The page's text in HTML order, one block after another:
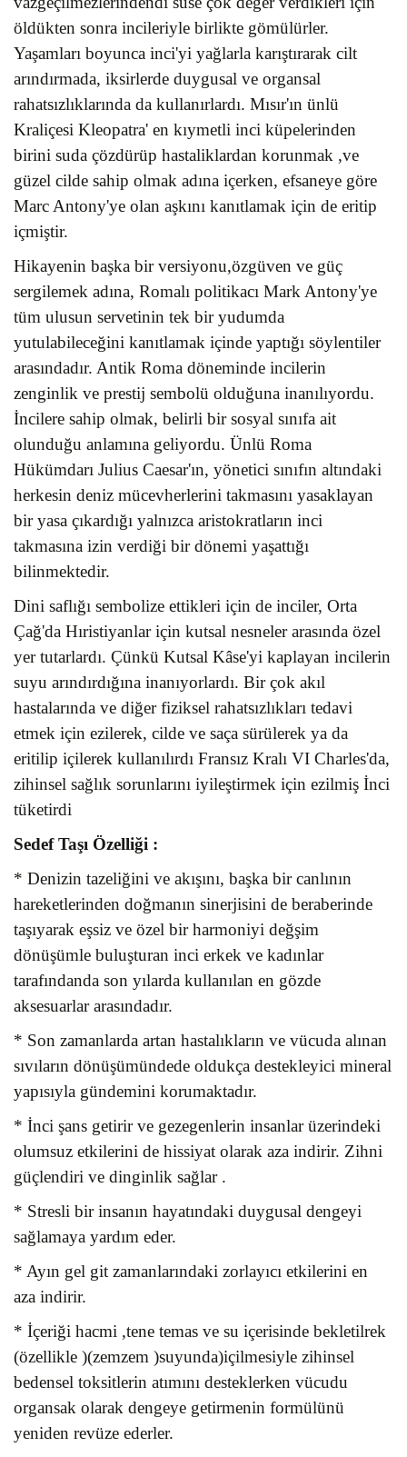
öldükten sonra incileriyle birlikte gömülürler.
Yaşamları boyunca inci'yi yağlarla karıştırarak cilt
arındırmada, iksirlerde duygusal ve organsal
rahatsızlıklarında da kullanırlardı. Mısır'ın ünlü
Kraliçesi Kleopatra' en kıymetli inci küpelerinden
birini suda çözdürüp hastaliklardan korunmak ,ve
güzel cilde sahip olmak adına içerken, efsaneye göre
Marc Antony'ye olan aşkını kanıtlamak için de eritip
içmiştir.
Hikayenin başka bir versiyonu,özgüven ve güç
sergilemek adına, Romalı politikacı Mark Antony'ye
tüm ulusun servetinin tek bir yudumda
yutulabileceğini kanıtlamak içinde yaptığı söylentiler
arasındadır. Antik Roma döneminde incilerin
zenginlik ve prestij sembolü olduğuna inanılıyordu.
İncilere sahip olmak, belirli bir sosyal sınıfa ait
olunduğu anlamına geliyordu. Ünlü Roma
Hükümdarı Julius Caesar'ın, yönetici sınıfın altındaki
herkesin deniz mücevherlerini takmasını yasaklayan
bir yasa çıkardığı yalnızca aristokratların inci
takmasına izin verdiği bir dönemi yaşattığı
bilinmektedir.
Dini saflığı sembolize ettikleri için de inciler, Orta
Çağ'da Hıristiyanlar için kutsal nesneler arasında özel
yer tutarlardı. Çünkü Kutsal Kâse'yi kaplayan incilerin
suyu arındırdığına inanıyorlardı. Bir çok akıl
hastalarında ve diğer fiziksel rahatsızlıkları tedavi
etmek için ezilerek, cilde ve saça sürülerek ya da
eritilip içilerek kullanılırdı Fransız Kralı VI Charles'da,
zihinsel sağlık sorunlarını iyileştirmek için ezilmiş İnci
tüketirdi
Sedef Taşı Özelliği :
* Denizin tazeliğini ve akışını, başka bir canlının
hareketlerinden doğmanın sinerjisini de beraberinde
taşıyarak eşsiz ve özel bir harmoniyi değşim
dönüşümle buluşturan inci erkek ve kadınlar
tarafındanda son yılarda kullanılan en gözde
aksesuarlar arasındadır.
* Son zamanlarda artan hastalıkların ve vücuda alınan
sıvıların dönüşümündede oldukça destekleyici mineral
yapısıyla gündemini korumaktadır.
* İnci şans getirir ve gezegenlerin insanlar üzerindeki
olumsuz etkilerini de hissiyat olarak aza indirir. Zihni
güçlendiri ve dinginlik sağlar .
* Stresli bir insanın hayatındaki duygusal dengeyi
sağlamaya yardım eder.
* Ayın gel git zamanlarındaki zorlayıcı etkilerini en
aza indirir.
* İçeriği hacmi ,tene temas ve su içerisinde bekletilrek
(özellikle )(zemzem )suyunda)içilmesiyle zihinsel
bedensel toksitlerin atımını desteklerken vücudu
organsak olarak dengeye getirmenin formülünü
yeniden revüze ederler.